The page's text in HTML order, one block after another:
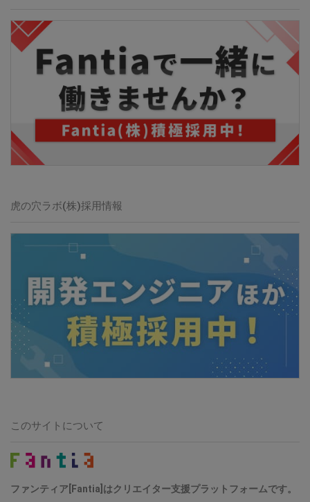
虎の穴ラボ(株)採用情報
このサイトについて
ファンティア[Fantia]はクリエイター支援プラットフォームです。